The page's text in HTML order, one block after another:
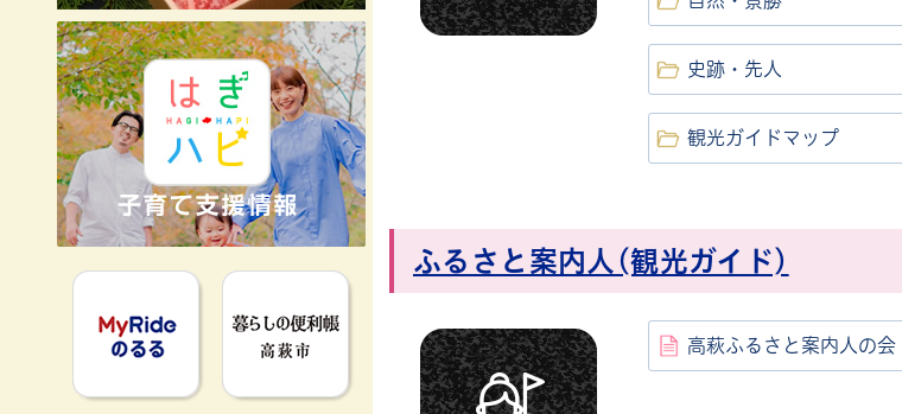
MyRideのるる
史跡・先人
観光ガイドマップ
ふるさと案内人(観光ガイド)
高萩ふるさと案内人の会